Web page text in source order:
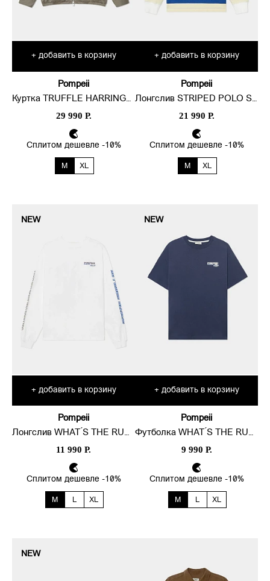
+ добавить в корзину
Pompeii
Куртка TRUFFLE HARRINGTON
29 990 Р.
Сплитом дешевле -10%
M XL
+ добавить в корзину
Pompeii
Лонгслив STRIPED POLO SWEAT
21 990 Р.
Сплитом дешевле -10%
M XL
NEW
+ добавить в корзину
Pompeii
Лонгслив WHAT ́S THE RUSH
11 990 Р.
Сплитом дешевле -10%
M L XL
NEW
+ добавить в корзину
Pompeii
Футболка WHAT ́S THE RUSH
9 990 Р.
Сплитом дешевле -10%
M L XL
NEW